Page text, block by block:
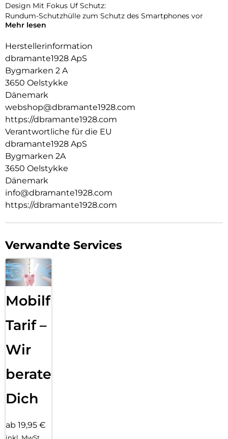
Design Mit Fokus Uf Schutz:
Rundum-Schutzhülle zum Schutz des Smartphones vor
Beschädigungen.
Mehr lesen
Herstellerinformation
dbramante1928 ApS
Bygmarken 2 A
3650 Oelstykke
Dänemark
webshop@dbramante1928.com
https://dbramante1928.com
Verantwortliche für die EU
dbramante1928 ApS
Bygmarken 2A
3650 Oelstykke
Dänemark
info@dbramante1928.com
https://dbramante1928.com
Verwandte Services
Mobilfunk
Tarif –
Wir
beraten
Dich
ab 19,95 €